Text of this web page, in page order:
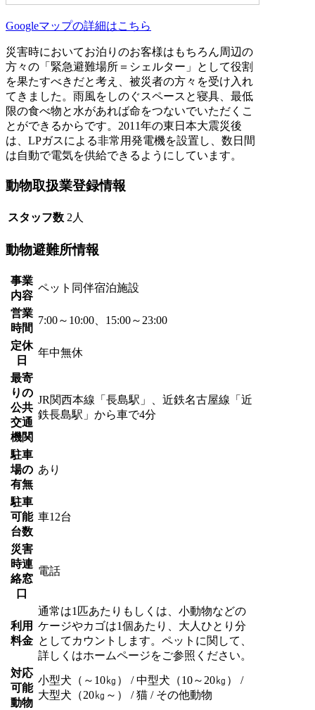
Googleマップの詳細はこちら
災害時においてお泊りのお客様はもちろん周辺の
方々の「緊急避難場所＝シェルター」として役割
を果たすべきだと考え、被災者の方々を受け入れ
てきました。雨風をしのぐスペースと寝具、最低
限の食べ物と水があれば命をつないでいただくこ
とができるからです。2011年の東日本大震災後
は、LPガスによる非常用発電機を設置し、数日間
は自動で電気を供給できるようにしています。
動物取扱業登録情報
スタッフ数 2人
動物避難所情報
事業
内容
ペット同伴宿泊施設
営業
時間
7:00～10:00、15:00～23:00
定休
日
年中無休
最寄
りの
公共
交通
機関
JR関西本線「長島駅」、近鉄名古屋線「近
鉄長島駅」から車で4分
駐車
場の
有無
あり
駐車
可能
台数
車12台
災害
時連
絡窓
口
電話
利用
料金
通常は1匹あたりもしくは、小動物などの
ケージやカゴは1個あたり、大人ひとり分
としてカウントします。ペットに関して、
詳しくはホームページをご参照ください。
対応
可能
動物
小型犬（～10㎏） / 中型犬（10～20㎏） /
大型犬（20㎏～） / 猫 / その他動物